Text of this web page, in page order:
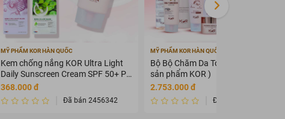
MỸ PHẨM KOR HÀN QUỐC
Kem chống nắng KOR Ultra Light
Daily Sunscreen Cream SPF 50+ PA
++++
368.000 đ
Đã bán 2456342
MỸ PHẨM KOR HÀN QUỐC
Bộ Bộ Chăm Da Toàn Diện KOR ( 7
sản phẩm KOR )
2.753.000 đ
Đã bán 2345675